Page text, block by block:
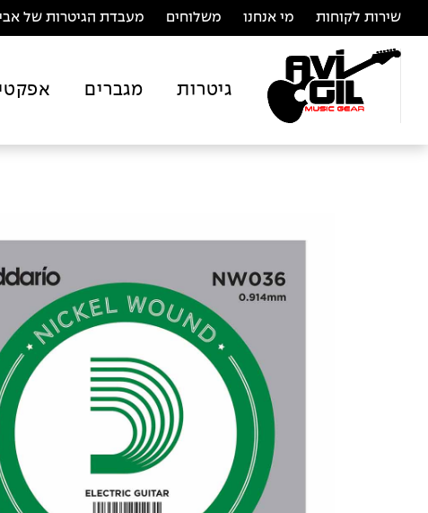
שירות לקוחות מי אנחנו משלוחים מעבדת הגיטרות של אבי
גיטרות מגברים